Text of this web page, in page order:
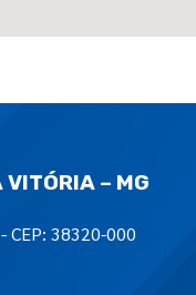
– MG
CEP: 38320-000